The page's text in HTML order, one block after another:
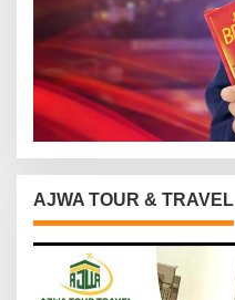
AJWA TOUR & TRAVEL